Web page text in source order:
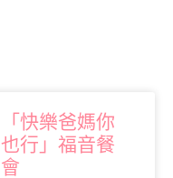
「快樂爸媽你
也行」福音餐
會